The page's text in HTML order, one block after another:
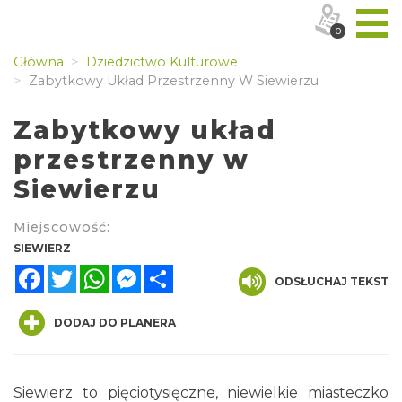
Główna
Dziedzictwo Kulturowe
Zabytkowy Układ Przestrzenny W Siewierzu
Zabytkowy układ
przestrzenny w
Siewierzu
Miejscowość:
SIEWIERZ
FacebookTwitterWhatsAppMessenger
ODSŁUCHAJ TEKST
DODAJ DO PLANERA
Siewierz to pięciotysięczne, niewielkie miasteczko
0